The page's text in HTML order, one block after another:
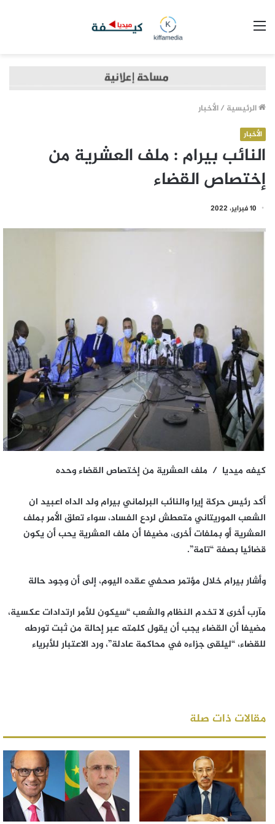
الرئيسية /الأخبار
الأخبار
النائب بيرام : ملف العشرية من
إختصاص القضاء
10 فبراير، 2022
كيفه ميديا / ملف العشرية من إختصاص القضاء وحده
أكد رئيس حركة إيرا والنائب البرلماني بيرام ولد الداه اعبيد ان
الشعب الموريتاني متعطش لردع الفساد، سواء تعلق الأمر بملف
العشرية أو بملفات أخرى، مضيفا أن ملف العشرية يحب أن يكون
قضائيا بصفة “تامة”.
وأشار بيرام خلال مؤتمر صحفي عقده اليوم، إلى أن وجود حالة
مآرب أخرى لا تخدم النظام والشعب “سيكون للأمر ارتدادات عكسية،
مضيفا أن القضاء يجب أن يقول كلمته عبر إحالة من ثبت تورطه
للقضاء، “ليلقى جزاءه في محاكمة عادلة”، ورد الاعتبار للأبرياء
مقالات ذات صلة